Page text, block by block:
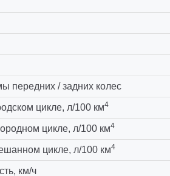
передних / задних колес
цикле, л/100 км4
цикле, л/100 км4
цикле, л/100 км4
км/ч